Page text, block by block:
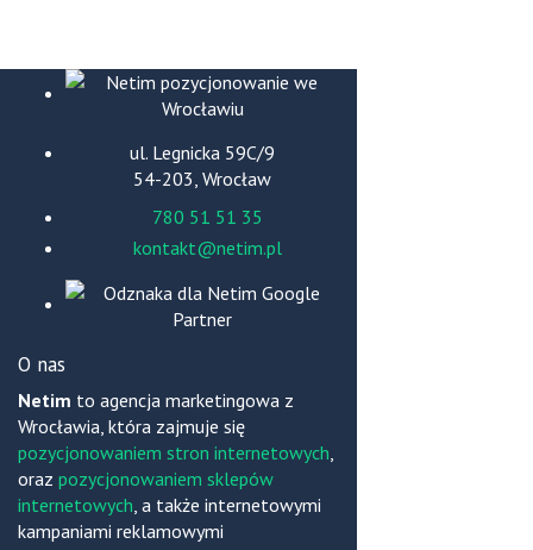
ul. Legnicka 59C/9
54-203, Wrocław
780 51 51 35
kontakt@netim.pl
O nas
Netim to agencja marketingowa z
Wrocławia, która zajmuje się
pozycjonowaniem stron internetowych,
oraz pozycjonowaniem sklepów
internetowych, a także internetowymi
kampaniami reklamowymi